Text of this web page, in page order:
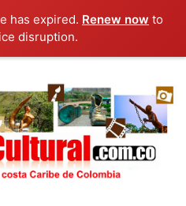
has expired. Renew now to
disruption.